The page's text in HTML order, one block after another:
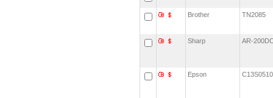
Brother TN2085
Sharp AR-
Epson